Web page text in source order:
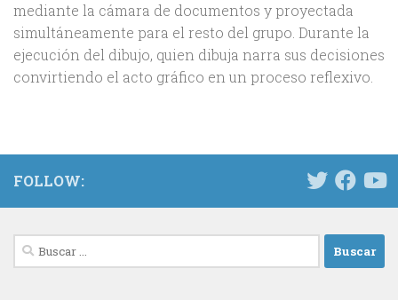
mediante la cámara de documentos y proyectada
simultáneamente para el resto del grupo. Durante la
ejecución del dibujo, quien dibuja narra sus decisiones
convirtiendo el acto gráfico en un proceso reflexivo.
FOLLOW:
Buscar: